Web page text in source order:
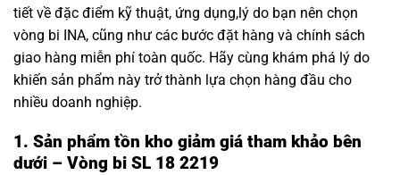
tiết về đặc điểm kỹ thuật, ứng dụng,lý do bạn nên chọn
vòng bi INA, cũng như các bước đặt hàng và chính sách
giao hàng miễn phí toàn quốc. Hãy cùng khám phá lý do
khiến sản phẩm này trở thành lựa chọn hàng đầu cho
nhiều doanh nghiệp.
1. Sản phẩm tồn kho giảm giá tham khảo bên
dưới – Vòng bi SL 18 2219